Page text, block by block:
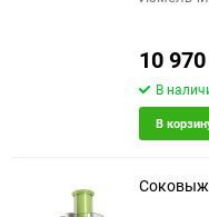
10 970
В
В